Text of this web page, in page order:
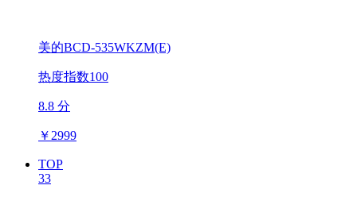
美的BCD-535WKZM(E)
热度指数100
8.8 分
￥ 2999
TOP
33